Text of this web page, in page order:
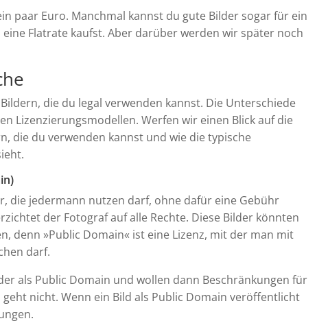
paar Euro. Manchmal kannst du gute Bilder sogar für ein
Flatrate kaufst. Aber darüber werden wir später noch
die du legal verwenden kannst. Die Unterschiede
Lizenzierungsmodellen. Werfen wir einen Blick auf die
die du verwenden kannst und wie die typische
die jedermann nutzen darf, ohne dafür eine Gebühr
der Fotograf auf alle Rechte. Diese Bilder könnten
denn »Public Domain« ist eine Lizenz, mit der man mit
darf.
als Public Domain und wollen dann Beschränkungen für
nicht. Wenn ein Bild als Public Domain veröffentlicht